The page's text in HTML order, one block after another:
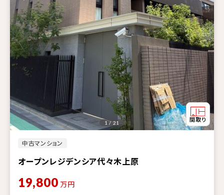
中古マンション
オープンレジデンシア代々木上原
1 / 21
19,800 万円